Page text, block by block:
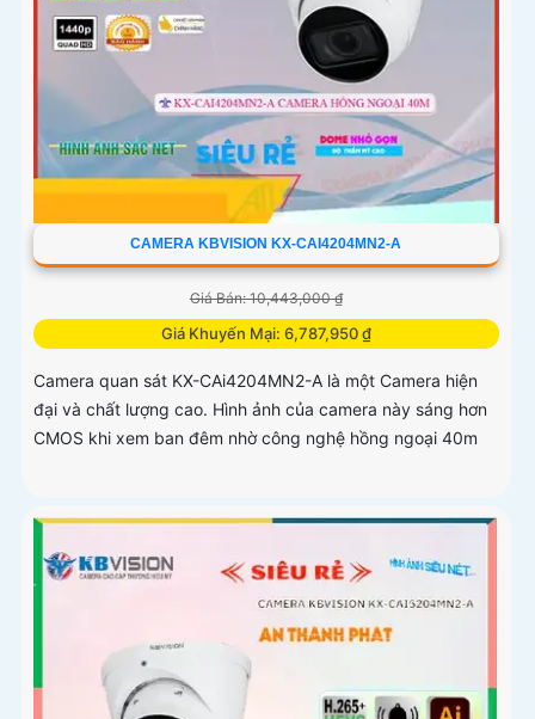
CAMERA KBVISION KX-CAI4204MN2-A
Giá Bán: 10,443,000 ₫
Giá Khuyến Mại: 6,787,950 ₫
Camera quan sát KX-CAi4204MN2-A là một Camera hiện
đại và chất lượng cao. Hình ảnh của camera này sáng hơn
CMOS khi xem ban đêm nhờ công nghệ hồng ngoại 40m